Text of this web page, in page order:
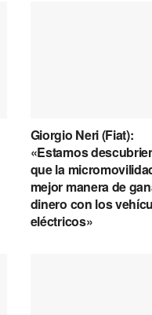
Giorgio Neri (Fiat):
«Estamos
que la
mejor manera de
dinero con los
eléctricos»